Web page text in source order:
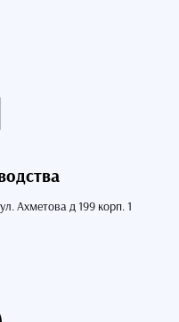
Ахметова д 199 корп. 1